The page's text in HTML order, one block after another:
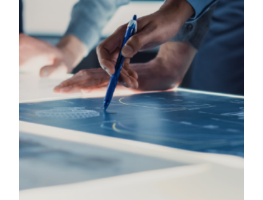
특허·인증
PHILOSOPHY
인재상/복리후생
오시는 길
IT OUTSOURCING
RPA PORTAL
NEWS